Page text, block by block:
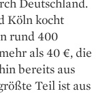
Deutschland.
Köln kocht
rund 400
als 40 €, die
bereits aus
Teil ist aus